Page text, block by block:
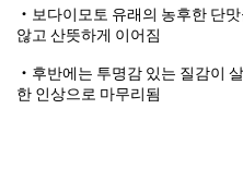
・보다이모토 유래의 농후한 단
않고 산뜻하게 이어짐
・후반에는 투명감 있는 질감이
한 인상으로 마무리됨